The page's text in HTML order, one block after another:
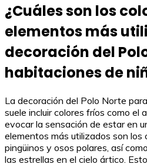
¿Cuáles son los
elementos más
decoración del
habitaciones de
La decoración del Polo Norte
suele incluir colores fríos como el
evocar la sensación de estar en
elementos más utilizados son los
pingüinos y osos polares, así
las estrellas en el cielo ártico.